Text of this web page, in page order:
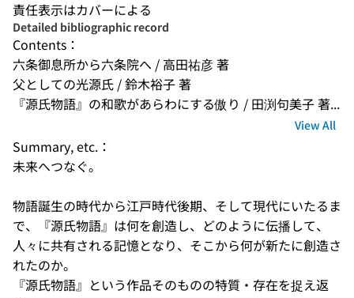
責任表示はカバーによる
Detailed bibliographic record
Contents：
六条御息所から六条院へ / 高田祐彦 著
父としての光源氏 / 鈴木裕子 著
『源氏物語』の和歌があらわにする傲り / 田渕句美子 著...
View All
Summary, etc.：
未来へつなぐ。
物語誕生の時代から江戸時代後期、そして現代にいたるま
で、『源氏物語』は何を創造し、どのように伝播して、
人々に共有される記憶となり、そこから何が新たに創造さ
れたのか。
『源氏物語』という作品そのものの特質・存在を捉え返